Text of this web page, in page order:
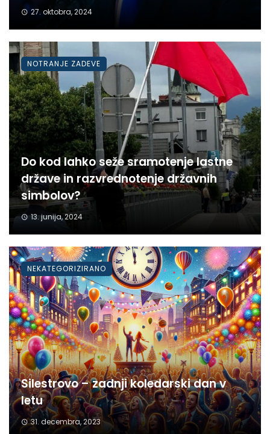
27. oktobra, 2024
Do kod lahko seže sramotenje lastne
države in razvrednotenje državnih
simbolov?
13. junija, 2024
NOTRANJE ZADEVE
Silestrovo – zadnji koledarski dan v
letu
31. decembra, 2023
NEKATEGORIZIRANO